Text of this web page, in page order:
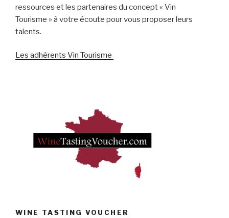
ressources et les partenaires du concept « Vin
Tourisme » à votre écoute pour vous proposer leurs
talents.
Les adhérents Vin Tourisme
WINE TASTING VOUCHER